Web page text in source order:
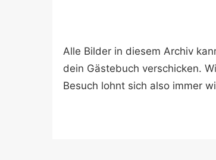
Alle Bilder in diesem Archiv
dein Gästebuch verschicken.
Besuch lohnt sich also immer